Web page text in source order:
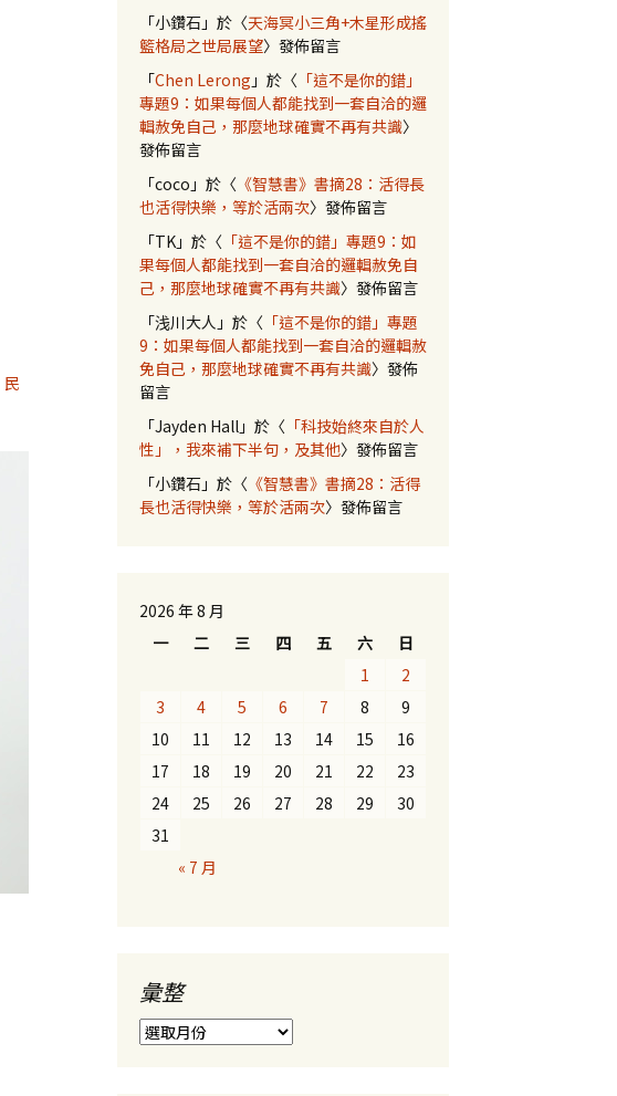
民
「小鑽石 」於〈天海冥小三角+木星形成搖
籃格局之世局展望〉發佈留言
「Chen Lerong 」於〈 「這不是你的錯」
專題9：如果每個人都能找到一套自洽的邏
輯赦免自己，那麼地球確實不再有共識〉
發佈留言
「coco 」於〈 《智慧書》書摘28：活得長
也活得快樂，等於活兩次〉發佈留言
「TK」於〈 「這不是你的錯」專題9：如
果每個人都能找到一套自洽的邏輯赦免自
己，那麼地球確實不再有共識〉發佈留言
「浅川大人 」於〈 「這不是你的錯」專題
9：如果每個人都能找到一套自洽的邏輯赦
免自己，那麼地球確實不再有共識〉發佈
留言
「Jayden Hall 」於〈 「科技始終來自於人
性」，我來補下半句，及其他〉發佈留言
「小鑽石 」於〈 《智慧書》書摘28：活得
長也活得快樂，等於活兩次〉發佈留言
2026 年 8 月
一
二 三 四 五 六
日
1
2
3
4 5 6 7 8
9
10
11 12 13 14 15
16
17
18 19 20 21 22
23
24
25 26 27 28 29
30
31
« 7 月
彙整
彙
整